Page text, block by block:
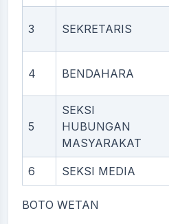
3 SEKRETARIS
4 BENDAHARA
5
SEKSI
HUBUNGAN
MASYARAKAT
6 SEKSI MEDIA
BOTO WETAN